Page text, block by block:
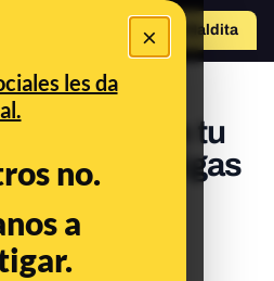
×
les da
no.
a
Hazte Maldito
"acaba con tu
que sigas
médicas